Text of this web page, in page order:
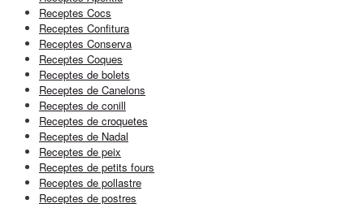
Receptes Cocs
Receptes Confitura
Receptes Conserva
Receptes Coques
Receptes de bolets
Receptes de Canelons
Receptes de conill
Receptes de croquetes
Receptes de Nadal
Receptes de peix
Receptes de petits fours
Receptes de pollastre
Receptes de postres